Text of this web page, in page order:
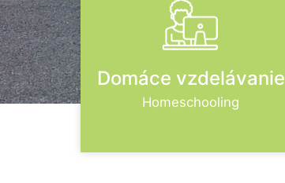
Domáce vzdelávanie
Homeschooling